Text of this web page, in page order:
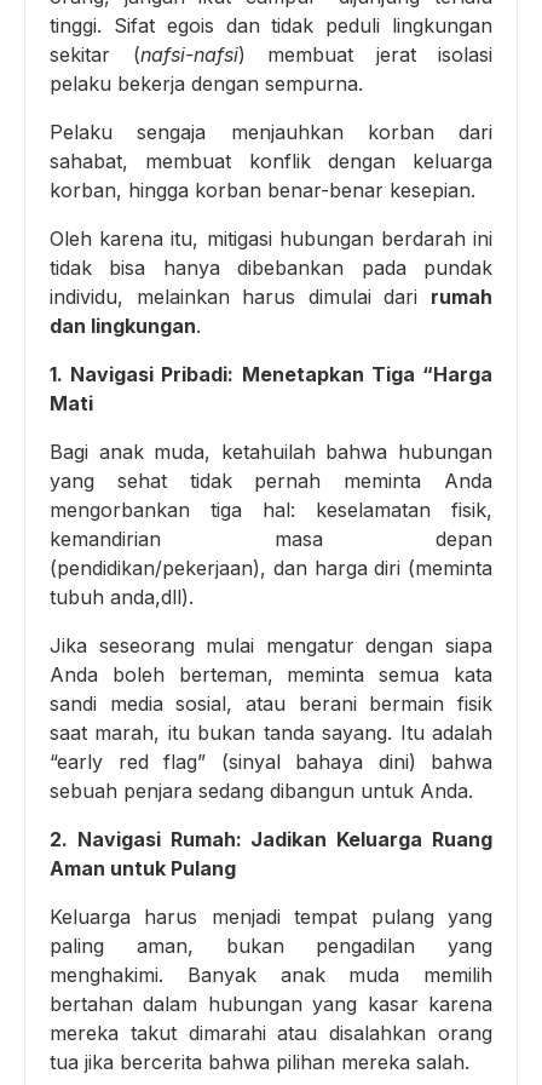
tinggi. Sifat egois dan tidak peduli lingkungan
sekitar (nafsi-nafsi) membuat jerat isolasi
pelaku bekerja dengan sempurna.
Pelaku sengaja menjauhkan korban dari
sahabat, membuat konflik dengan keluarga
korban, hingga korban benar-benar kesepian.
Oleh karena itu, mitigasi hubungan berdarah ini
tidak bisa hanya dibebankan pada pundak
individu, melainkan harus dimulai dari rumah
dan lingkungan.
1. Navigasi Pribadi: Menetapkan Tiga “Harga
Mati
Bagi anak muda, ketahuilah bahwa hubungan
yang sehat tidak pernah meminta Anda
mengorbankan tiga hal: keselamatan fisik,
kemandirian masa depan
(pendidikan/pekerjaan), dan harga diri (meminta
tubuh anda,dll).
Jika seseorang mulai mengatur dengan siapa
Anda boleh berteman, meminta semua kata
sandi media sosial, atau berani bermain fisik
saat marah, itu bukan tanda sayang. Itu adalah
“early red flag” (sinyal bahaya dini) bahwa
sebuah penjara sedang dibangun untuk Anda.
2. Navigasi Rumah: Jadikan Keluarga Ruang
Aman untuk Pulang
Keluarga harus menjadi tempat pulang yang
paling aman, bukan pengadilan yang
menghakimi. Banyak anak muda memilih
bertahan dalam hubungan yang kasar karena
mereka takut dimarahi atau disalahkan orang
tua jika bercerita bahwa pilihan mereka salah.